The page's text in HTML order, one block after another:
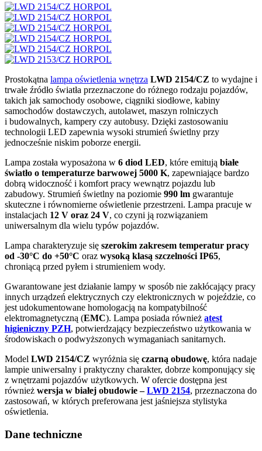
Prostokątna lampa oświetlenia wnętrza LWD 2154/CZ to wydajne i
trwałe źródło światła przeznaczone do różnego rodzaju pojazdów,
takich jak samochody osobowe, ciągniki siodłowe, kabiny
samochodów dostawczych, autolawet, maszyn rolniczych
i budowalnych, kampery czy autobusy. Dzięki zastosowaniu
technologii LED zapewnia wysoki strumień świetlny przy
jednocześnie niskim poborze energii.
Lampa została wyposażona w 6 diod LED, które emitują białe
światło o temperaturze barwowej 5000 K, zapewniające bardzo
dobrą widoczność i komfort pracy wewnątrz pojazdu lub
zabudowy. Strumień świetlny na poziomie 990 lm gwarantuje
skuteczne i równomierne oświetlenie przestrzeni. Lampa pracuje w
instalacjach 12 V oraz 24 V, co czyni ją rozwiązaniem
uniwersalnym dla wielu typów pojazdów.
Lampa charakteryzuje się szerokim zakresem temperatur pracy
od -30°C do +50°C oraz wysoką klasą szczelności IP65,
chroniącą przed pyłem i strumieniem wody.
Gwarantowane jest działanie lampy w sposób nie zakłócający pracy
innych urządzeń elektrycznych czy elektronicznych w pojeździe, co
jest udokumentowane homologacją na kompatybilność
elektromagnetyczną (EMC). Lampa posiada również atest
higieniczny PZH, potwierdzający bezpieczeństwo użytkowania w
środowiskach o podwyższonych wymaganiach sanitarnych.
Model LWD 2154/CZ wyróżnia się czarną obudowę, która nadaje
lampie uniwersalny i praktyczny charakter, dobrze komponujący się
z wnętrzami pojazdów użytkowych. W ofercie dostępna jest
również wersja w białej obudowie –LWD 2154, przeznaczona do
zastosowań, w których preferowana jest jaśniejsza stylistyka
oświetlenia.
Dane techniczne